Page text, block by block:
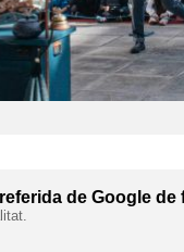
de Google de